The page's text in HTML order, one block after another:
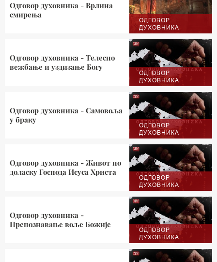
ОДГОВОР
ДУХОВНИКА
Одговор духовника - Врлина
смирења
ОДГОВОР
ДУХОВНИКА
Одговор духовника - Телесно
вежбање и уздизање Богу
ОДГОВОР
ДУХОВНИКА
Одговор духовника - Самовоља
у браку
ОДГОВОР
ДУХОВНИКА
Одговор духовника - Живот по
доласку Господа Исуса Христа
ОДГОВОР
ДУХОВНИКА
Одговор духовника -
Препознавање воље Божије